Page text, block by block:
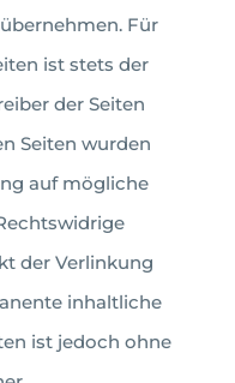
Für
ist stets der
der Seiten
Seiten wurden
auf mögliche
der Verlinkung
inhaltliche
ist jedoch ohne